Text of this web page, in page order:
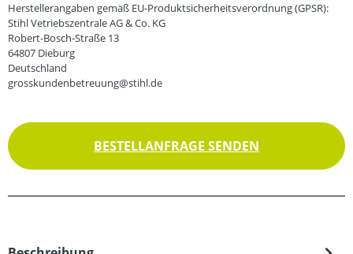
Herstellerangaben gemäß EU-Produktsicherheitsverordnung (GPSR):
Stihl Vetriebszentrale AG & Co. KG
Robert-Bosch-Straße 13
64807 Dieburg
Deutschland
grosskundenbetreuung@stihl.de
BESTELLANFRAGE SENDEN